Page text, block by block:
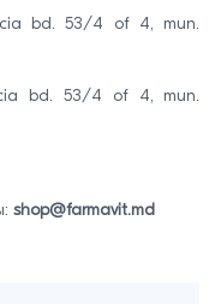
bd. 53/4 of 4, mun.
bd. 53/4 of 4, mun.
shop@farmavit.md